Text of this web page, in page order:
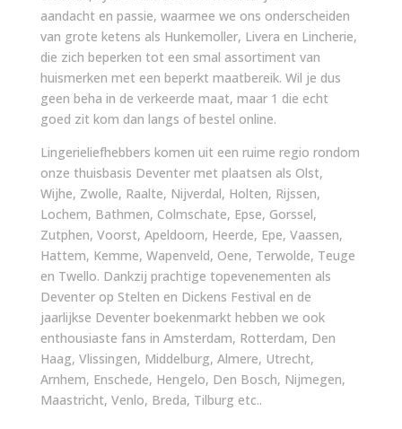
aandacht en passie, waarmee we ons onderscheiden
van grote ketens als Hunkemoller, Livera en Lincherie,
die zich beperken tot een smal assortiment van
huismerken met een beperkt maatbereik. Wil je dus
geen beha in de verkeerde maat, maar 1 die echt
goed zit kom dan langs of bestel online.
Lingerieliefhebbers komen uit een ruime regio rondom
onze thuisbasis Deventer met plaatsen als Olst,
Wijhe, Zwolle, Raalte, Nijverdal, Holten, Rijssen,
Lochem, Bathmen, Colmschate, Epse, Gorssel,
Zutphen, Voorst, Apeldoorn, Heerde, Epe, Vaassen,
Hattem, Kemme, Wapenveld, Oene, Terwolde, Teuge
en Twello. Dankzij prachtige topevenementen als
Deventer op Stelten en Dickens Festival en de
jaarlijkse Deventer boekenmarkt hebben we ook
enthousiaste fans in Amsterdam, Rotterdam, Den
Haag, Vlissingen, Middelburg, Almere, Utrecht,
Arnhem, Enschede, Hengelo, Den Bosch, Nijmegen,
Maastricht, Venlo, Breda, Tilburg etc..